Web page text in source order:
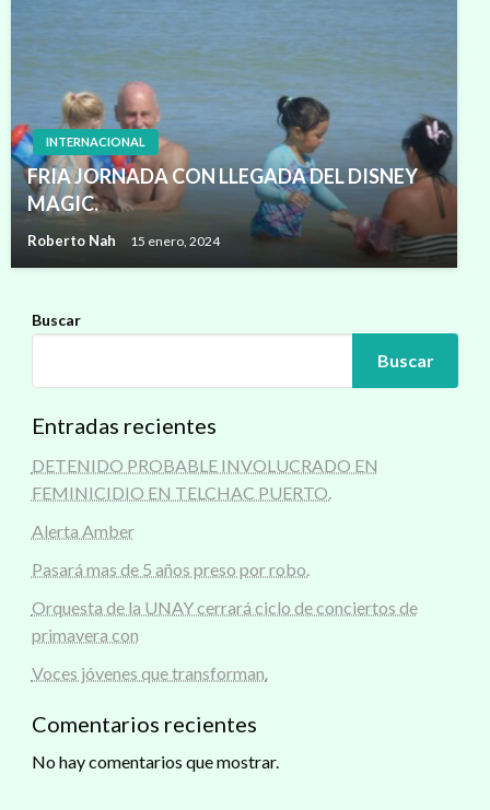
INTERNACIONAL
FRIA JORNADA CON LLEGADA DEL DISNEY
MAGIC.
Roberto Nah 15 enero, 2024
Buscar
Buscar
Entradas recientes
DETENIDO PROBABLE INVOLUCRADO EN
FEMINICIDIO EN TELCHAC PUERTO.
Alerta Amber
Pasará mas de 5 años preso por robo.
Orquesta de la UNAY cerrará ciclo de conciertos de
primavera con
Voces jóvenes que transforman.
Comentarios recientes
No hay comentarios que mostrar.